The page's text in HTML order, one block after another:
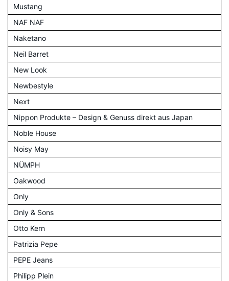
Mustang
NAF NAF
Naketano
Neil Barret
New Look
Newbestyle
Next
Nippon Produkte – Design & Genuss direkt aus Japan
Noble House
Noisy May
NÜMPH
Oakwood
Only
Only & Sons
Otto Kern
Patrizia Pepe
PEPE Jeans
Philipp Plein